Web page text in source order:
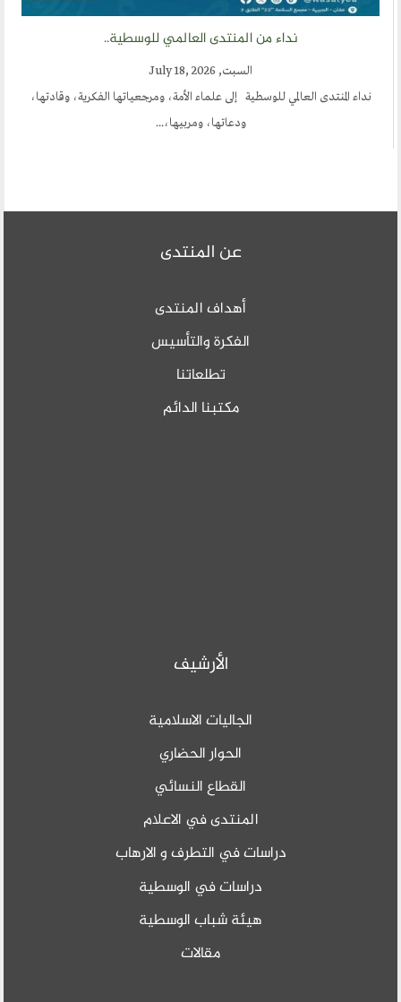
نداء من المنتدى العالمي للوسطية..
السبت, July 18, 2026
نداء المنتدى العالمي للوسطية إلى علماء الأمة، ومرجعياتها الفكرية، وقادتها،
ودعاتها، ومربيها،...
عن المنتدى
أهداف المنتدى
الفكرة والتأسيس
تطلعاتنا
مكتبنا الدائم
الأرشيف
الجاليات الاسلامية
الحوار الحضاري
القطاع النسائي
المنتدى في الاعلام
دراسات في التطرف و الارهاب
دراسات في الوسطية
هيئة شباب الوسطية
مقالات